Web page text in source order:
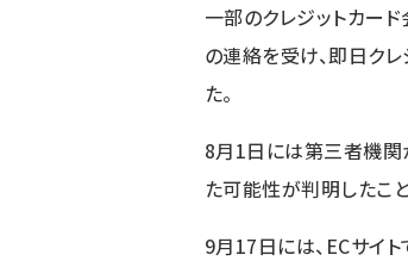
一部のクレジットカー
の連絡を受け、即日ク
た。
8月1日には第三者機関
た可能性が判明したこ
9月17日には、ECサイ